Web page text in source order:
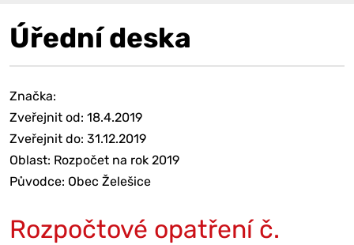
Úřední deska
Značka:
Zveřejnit od: 18.4.2019
Zveřejnit do: 31.12.2019
Oblast: Rozpočet na rok 2019
Původce: Obec Želešice
Rozpočtové opatření č.